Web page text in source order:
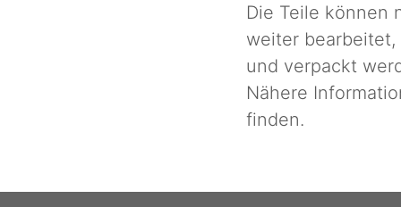
Die Teile können
weiter
und verpackt
Nähere
finden.